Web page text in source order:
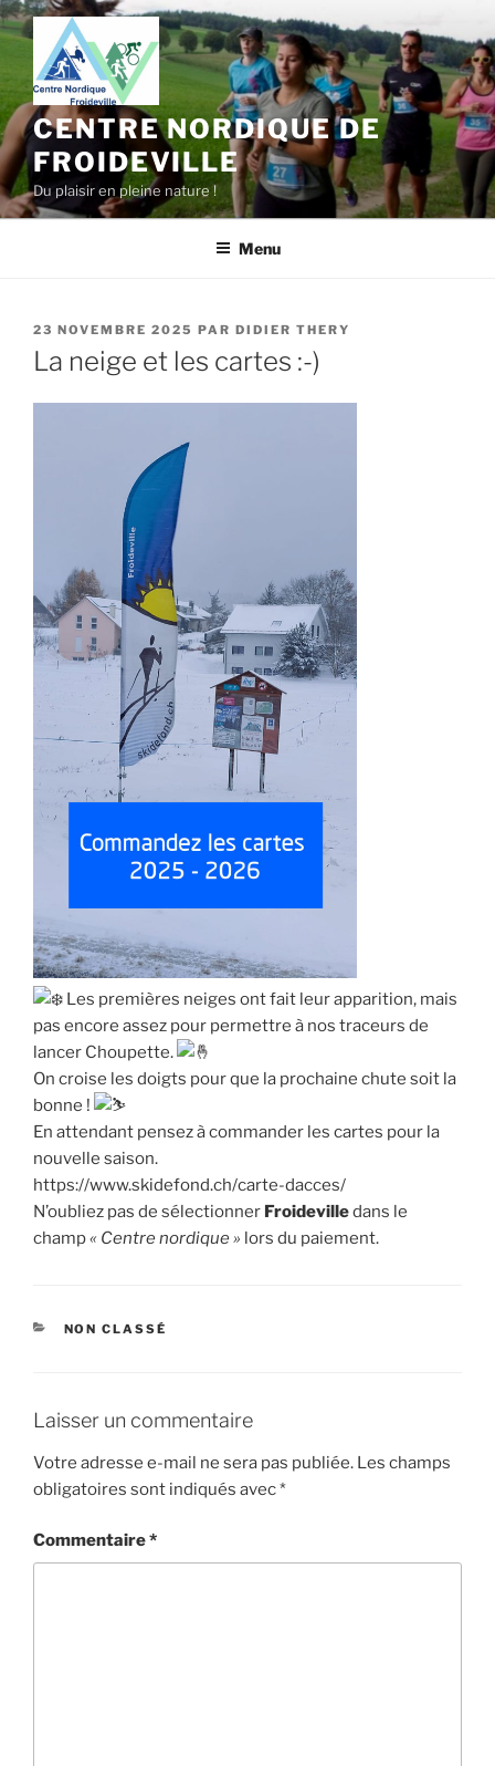
Aller
au
contenu
principal
CENTRE NORDIQUE DE
FROIDEVILLE
Du plaisir en pleine nature !
Menu
PUBLIÉ
LE
23 NOVEMBRE 2025 PAR DIDIER THERY
La neige et les cartes :-)
Les premières neiges ont fait leur apparition, mais
pas encore assez pour permettre à nos traceurs de
lancer Choupette.
On croise les doigts pour que la prochaine chute soit la
bonne !
En attendant pensez à commander les cartes pour la
nouvelle saison.
https://www.skidefond.ch/carte-dacces/
N’oubliez pas de sélectionner Froidevilledans le
champ« Centre nordique » lors du paiement.
CATÉGORIES
NON CLASSÉ
Laisser un commentaire
Votre adresse e-mail ne sera pas publiée. Les champs
obligatoires sont indiqués avec*
Commentaire*